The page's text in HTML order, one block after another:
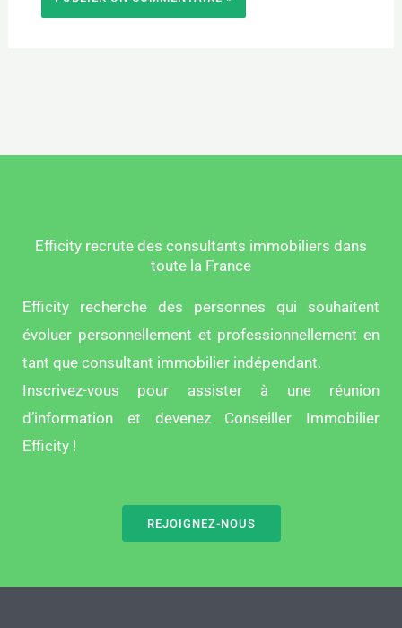
Efficity recrute des consultants immobiliers dans
toute la France
Efficity recherche des personnes qui souhaitent
évoluer personnellement et professionnellement en
tant que consultant immobilier indépendant.
Inscrivez-vous pour assister à une réunion
d’information et devenez Conseiller Immobilier
Efficity !
REJOIGNEZ-NOUS